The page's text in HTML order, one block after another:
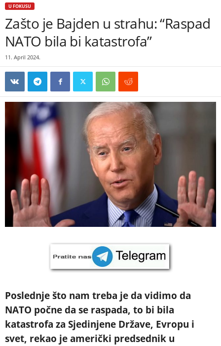
U FOKUSU
Zašto je Bajden u strahu: “Raspad
NATO bila bi katastrofa”
11. April 2024.
Poslednje što nam treba je da vidimo da
NATO počne da se raspada, to bi bila
katastrofa za Sjedinjene Države, Evropu i
svet, rekao je američki predsednik u